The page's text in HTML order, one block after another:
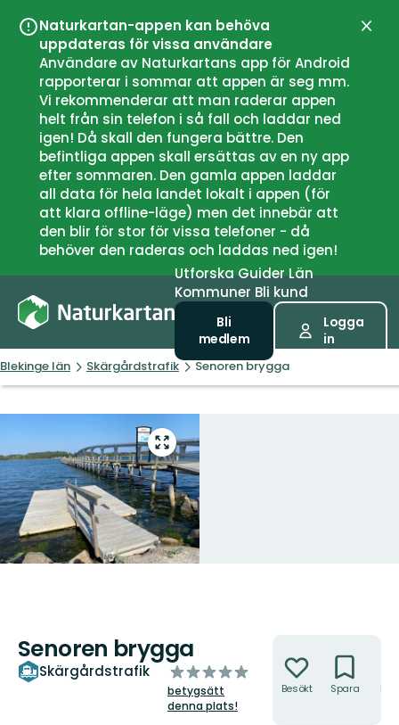
Naturkartan-appen kan behöva
uppdateras för vissa användare
Användare av Naturkartans app för Android
rapporterar i sommar att appen är seg mm.
Vi rekommenderar att man raderar appen
helt från sin telefon i så fall och laddar ned
igen! Då skall den fungera bättre. Den
befintliga appen skall ersättas av en ny app
efter sommaren. Den gamla appen laddar
all data för hela landet lokalt i appen (för
att klara offline-läge) men det innebär att
den blir för stor för vissa telefoner - då
behöver den raderas och laddas ned igen!
UtforskaGuiderLän
Kommuner Bli kund
Bli
medlem
Logga
in
Blekinge län Skärgårdstrafik Senoren brygga
Gå
till
helskärmsläge
Senoren brygga
Skärgårdstrafik
av
5
stjärnor
betygsätt
denna plats!
Besökt Spara